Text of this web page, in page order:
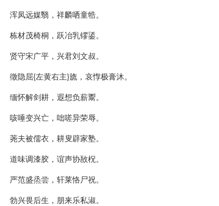
浑凤远媒翳，祥麟哂童牿。
栋材茂椅桐，跃冶乳镠鋈。
贤守宋广平，兴君刘文叔。
徵隐屈{左黄右主}旒，哀惸极膏沐。
缅怀解剑耕，遐想负薪鬻。
咳唾变兴亡，咄嗟异荣辱。
荛夫被儒衣，耕叟辟家塾。
道味调漆胶，谊声协敔柷。
严范盛烝尝，轩莱恪尸祝。
勃兴畏后生，朋来乐私淑。